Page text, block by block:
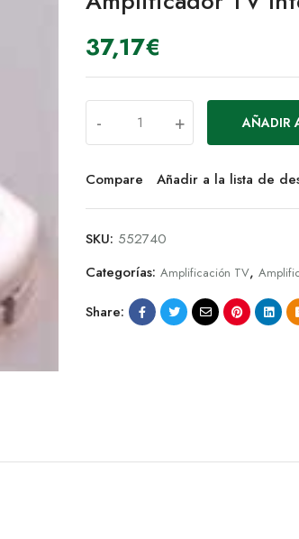
37,17€
- + AÑADIR
Compare Añadir a la lista de
SKU: 552740
Categorías: Amplificación TV,
Share: